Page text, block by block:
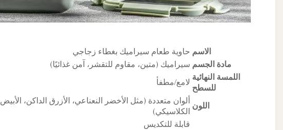
الاسم حاوية طعام سيراميك بغطاء زجاجي
مادة الجسم سيراميك (متين، مقاوم للتقشر، آمن غذائيًا)
اللمسة النهائية
للسطح
لامع/مطفأ
اللون
ألوان متعددة (مثل الأخضر النعناعي، الأزرق الداكن، الأبيض
الكلاسيكي)
قابلة للتكديس